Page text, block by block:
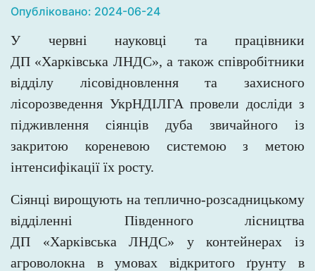
Опубліковано: 2024-06-24
У червні науковці та працівники
ДП «Харківська ЛНДС», а також співробітники
відділу лісовідновлення та захисного
лісорозведення УкрНДІЛГА провели досліди з
підживлення сіянців дуба звичайного із
закритою кореневою системою з метою
інтенсифікації їх росту.
Сіянці вирощують на теплично-розсадницькому
відділенні Південного лісництва
ДП «Харківська ЛНДС» у контейнерах із
агроволокна в умовах відкритого ґрунту в